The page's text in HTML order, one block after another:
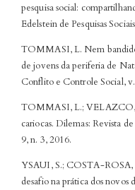
pesquisa social:
Edelstein de Pesquisas
TOMMASI, L. Nem
de jovens da periferia de
Conflito e Controle Social,
TOMMASI, L.; VELAZCO,
cariocas. Dilemas: Revista
9, n. 3, 2016.
YSAUI, S.; COSTA-ROSA,
desafio na prática dos